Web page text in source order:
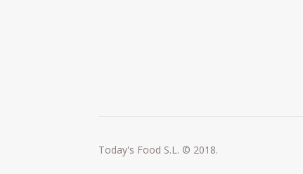
Today's Food S.L. © 2018.